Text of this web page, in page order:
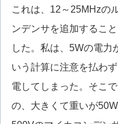
これは、12～25MHzの
ンデンサを追加するこ
した。私は、5Wの電力
いう計算に注意を払わ
電してしまった。そこ
の、大きくて重いが